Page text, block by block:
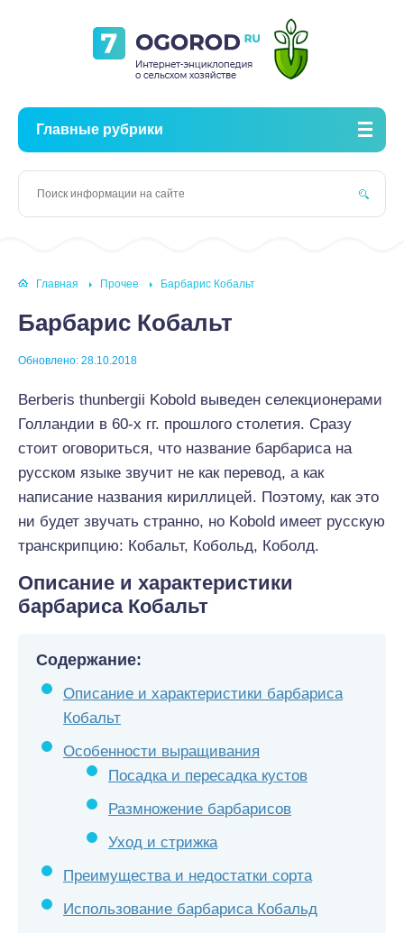
Главные рубрики
Главная Прочее Барбарис Кобальт
Барбарис Кобальт
Обновлено: 28.10.2018
Berberis thunbergii Kobold выведен селекционерами
Голландии в 60-х гг. прошлого столетия. Сразу
стоит оговориться, что название барбариса на
русском языке звучит не как перевод, а как
написание названия кириллицей. Поэтому, как это
ни будет звучать странно, но Kobold имеет русскую
транскрипцию: Кобальт, Кобольд, Коболд.
Описание и характеристики
барбариса Кобальт
Содержание:
Описание и характеристики барбариса
Кобальт
Особенности выращивания
Посадка и пересадка кустов
Размножение барбарисов
Уход и стрижка
Преимущества и недостатки сорта
Использование барбариса Кобальд